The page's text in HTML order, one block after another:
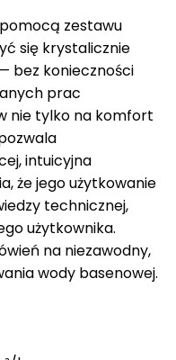
zestawu
się krystalicznie
bez konieczności
prac
nie tylko na komfort
intuicyjna
że jego użytkowanie
technicznej,
użytkownika.
na niezawodny,
wody basenowej.